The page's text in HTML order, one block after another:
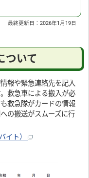
最終更新日：2026年1月19日
ついて
報や緊急連絡先を記入
救急車による搬入が必
救急隊がカードの情報
の搬送がスムーズに行
イト）